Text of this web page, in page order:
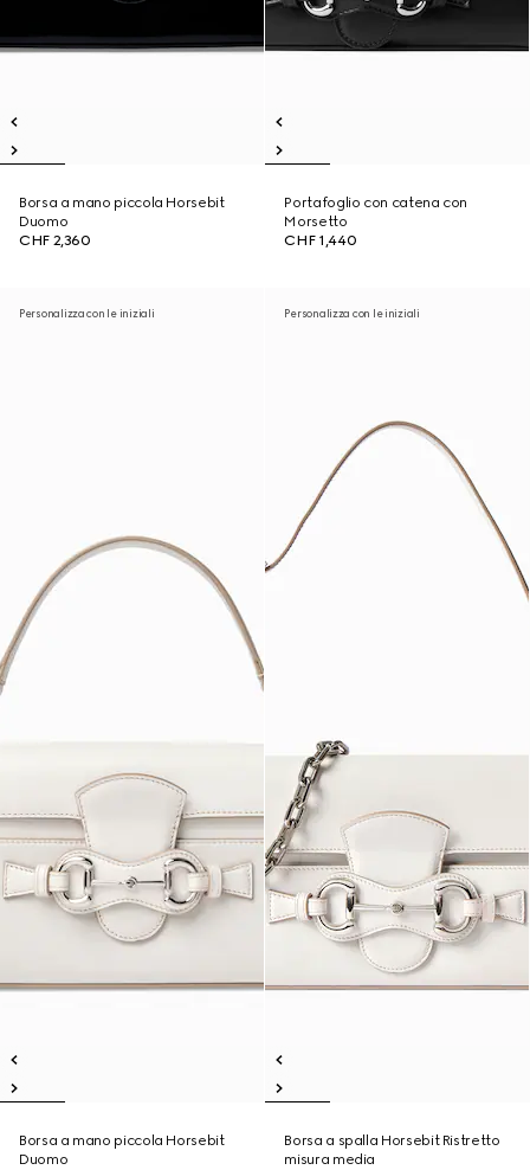
Borsa a mano piccola Horsebit
Duomo
CHF 2,360
Portafoglio con catena con
Morsetto
CHF 1,440
Personalizza con le iniziali
Borsa a mano piccola Horsebit
Duomo
Personalizza con le iniziali
Borsa a spalla Horsebit Ristretto
misura media